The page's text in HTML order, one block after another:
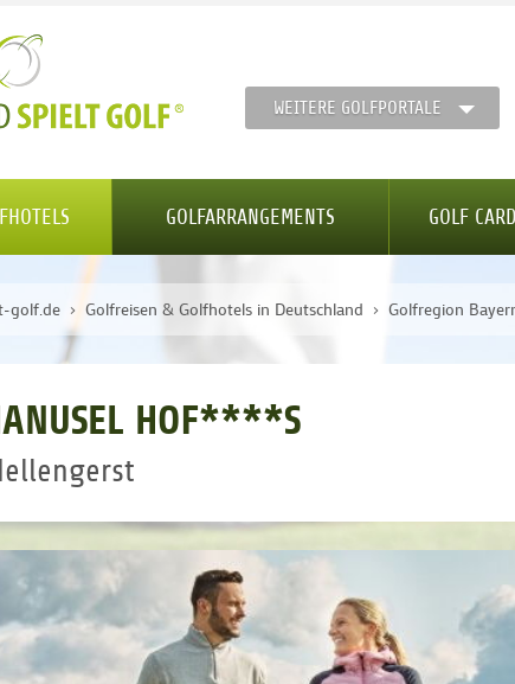
WEITERE GOLFPORTALE
GOLFARRANGEMENTS GOLF CARD
golf.de Golfreisen & Golfhotels in Deutschland Golfregion
HOF****S